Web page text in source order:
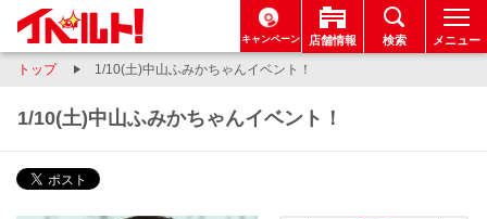
キャンペーン 店舗情報 検索 メニュー
トップ 1/10(土)中山ふみかちゃんイベント！
1/10(土)中山ふみかちゃんイベント！